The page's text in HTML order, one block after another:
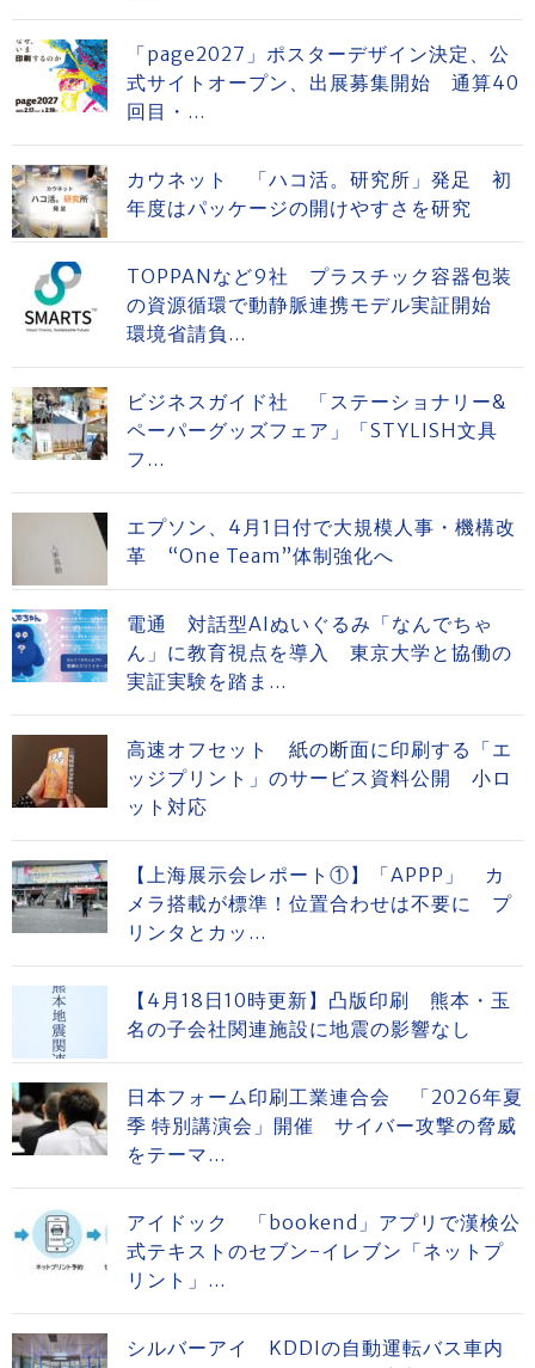
「page2027」ポスターデザイン決定、公
式サイトオープン、出展募集開始 通算40
回目・...
カウネット 「ハコ活。研究所」発足 初
年度はパッケージの開けやすさを研究
TOPPANなど9社 プラスチック容器包装
の資源循環で動静脈連携モデル実証開始
環境省請負...
ビジネスガイド社 「ステーショナリー&
ペーパーグッズフェア」「STYLISH文具
フ...
エプソン、4月1日付で大規模人事・機構改
革 “One Team”体制強化へ
電通 対話型AIぬいぐるみ「なんでちゃ
ん」に教育視点を導入 東京大学と協働の
実証実験を踏ま...
高速オフセット 紙の断面に印刷する「エ
ッジプリント」のサービス資料公開 小ロ
ット対応
【上海展示会レポート①】「APPP」 カ
メラ搭載が標準！位置合わせは不要に プ
リンタとカッ...
【4月18日10時更新】凸版印刷 熊本・玉
名の子会社関連施設に地震の影響なし
日本フォーム印刷工業連合会 「2026年夏
季 特別講演会」開催 サイバー攻撃の脅威
をテーマ...
アイドック 「bookend」アプリで漢検公
式テキストのセブン-イレブン「ネットプ
リント」...
シルバーアイ KDDIの自動運転バス車内